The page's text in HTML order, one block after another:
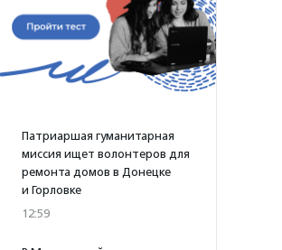
Патриаршая гуманитарная
миссия ищет волонтеров для
ремонта домов в Донецке
и Горловке
12:59